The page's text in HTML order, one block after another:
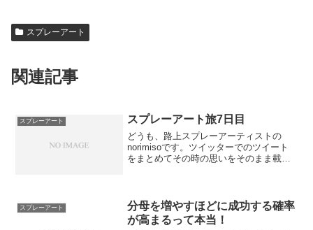
スプレーアート
関連記事
スプレーアート スプレーアート旅7日目
どうも、路上スプレーアーティストの
norimisoです。ツイッターでのツイート
をまとめてその時の思いをそのまま載せ
スプレーアート
分母を増やすほどに成功する確率
が高まるって本当！